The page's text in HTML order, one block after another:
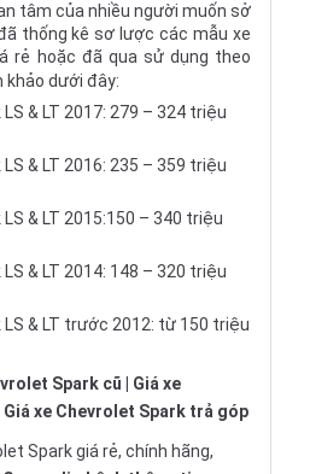
tâm của nhiều người muốn sở
thống kê sơ lược các mẫu xe
rẻ hoặc đã qua sử dụng theo
khảo dưới đây:
& LT 2017: 279 – 324 triệu
& LT 2016: 235 – 359 triệu
& LT 2015:150 – 340 triệu
& LT 2014: 148 – 320 triệu
LS & LT trước 2012: từ 150 triệu
Spark cũ
Giá xe
Giá xe Chevrolet Spark trả góp
Spark giá rẻ, chính hãng,